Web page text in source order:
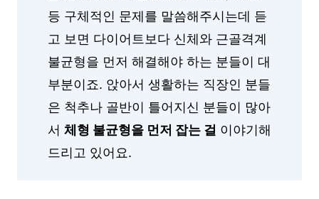
등 구체적인 문제를 말씀해주시는데 듣
고 보면 다이어트보다 신체와 근골격계
불균형을 먼저 해결해야 하는 분들이 대
부분이죠. 앉아서 생활하는 직장인 분들
은 척추나 골반이 틀어지신 분들이 많아
서 체형 불균형을 먼저 잡는 걸 이야기해
드리고 있어요.